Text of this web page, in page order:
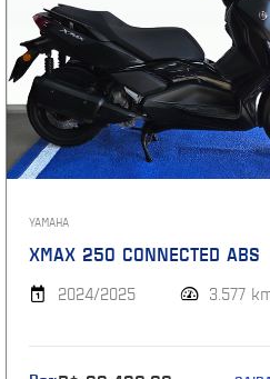
YAMAHA
XMAX 250 CONNECTED ABS
2024/2025 3.577